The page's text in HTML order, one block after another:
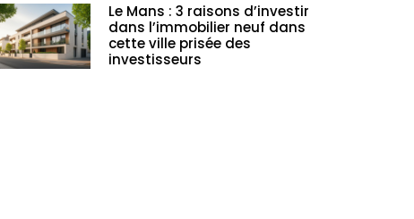
Le Mans : 3 raisons d’investir
dans l’immobilier neuf dans
cette ville prisée des
investisseurs